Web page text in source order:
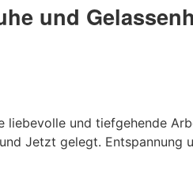
und
liebevolle und tiefgehende
Jetzt gelegt. Entspannung